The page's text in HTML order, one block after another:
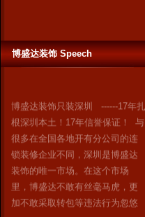
博盛达装饰 Speech
根深圳本土！17年信誉保证！ 与
很多在全国各地开有分公司的连
锁装修企业不同，深圳是博盛达
装饰的唯一市场。在这个市场
里，博盛达不敢有丝毫马虎，更
加不敢采取转包等违法行为忽悠
消费者。因为我们知道：失去了